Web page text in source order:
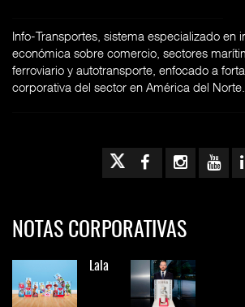
Info-Transportes, sistema especializado en
económica sobre comercio, sectores
ferroviario y autotransporte, enfocado a
corporativa del sector en América del Norte.
NOTAS CORPORATIVAS
Lala